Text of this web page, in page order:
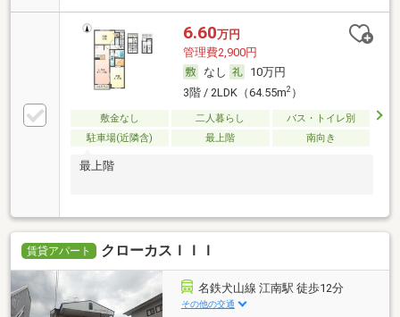
6.60万円
管理費2,900円
なし
10万円
3階 / 2LDK（64.55m2）
敷金なし 二人暮らし
バス・トイレ別
駐車場(近隣含)
最上階 南向き
最上階
賃貸アパート クローカスＩＩＩ
名鉄犬山線 江南駅 徒歩12分
その他の交通